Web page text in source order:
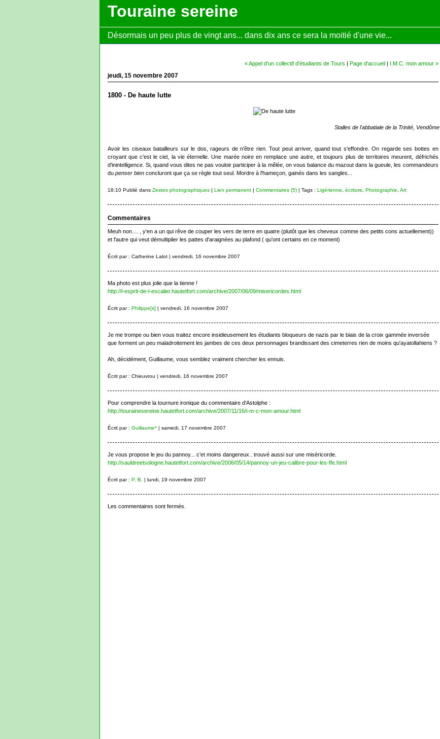
Touraine sereine
Désormais un peu plus de vingt ans... dans dix ans ce sera la moitié d'une vie...
« Appel d'un collectif d'étudiants de Tours | Page d'accueil| I.M.C. mon amour »
jeudi, 15 novembre 2007
1800 - De haute lutte
Stalles de l'abbatiale de la Trinité, Vendôme.
Avoir les ciseaux batailleurs sur le dos, rageurs de n'être rien. Tout peut arriver, quand tout s'effondre. On regarde ses bottes en
croyant que c'est le ciel, la vie éternelle. Une marée noire en remplace une autre, et toujours plus de territoires meurent, défrichés
d'inintelligence. Si, quand vous dites ne pas vouloir participer à la mêlée, on vous balance du mazout dans la gueule, les commandeurs
du penser bienconcluront que ça se règle tout seul. Mordre à l'hameçon, gainés dans les sangles...
18:10 Publié dans Zestes photographiques| Lien permanent| Commentaires (5)| Tags : Ligérienne écriture Photographie Art
Commentaires
Meuh non.... , y'en a un qui rêve de couper les vers de terre en quatre (plutôt que les cheveux comme des petits cons actuellement))
et l'autre qui veut démultiplier les pattes d'araignées au plafond ( qu'ont certains en ce moment)
Écrit par : Catherine Lalot | vendredi, 16 novembre 2007
Ma photo est plus jolie que la tienne !
http://l-esprit-de-l-escalier.hautetfort.com/archive/2007/06/09/misericordes.html
Écrit par : Philippe[s] | vendredi, 16 novembre 2007
Je me trompe ou bien vous traitez encore insidieusement les étudiants bloqueurs de nazis par le biais de la croix gammée inversée
que forment un peu maladroitement les jambes de ces deux personnages brandissant des cimeterres rien de moins qu'ayatollahiens ?
Ah, décidément, Guillaume, vous semblez vraiment chercher les ennuis.
Écrit par : Chieuvrou | vendredi, 16 novembre 2007
Pour comprendre la tournure ironique du commentaire d'Astolphe :
http://tourainesereine.hautetfort.com/archive/2007/11/16/i-m-c-mon-amour.html
Écrit par : Guillaume*| samedi, 17 novembre 2007
Je vous propose le jeu du pannoy... c’et moins dangereux.. trouvé aussi sur une miséricorde.
http://sauldreetsologne.hautetfort.com/archive/2006/05/14/pannoy-un-jeu-calibre-pour-les-ffe.html
Écrit par : P. B. | lundi, 19 novembre 2007
Les commentaires sont fermés.